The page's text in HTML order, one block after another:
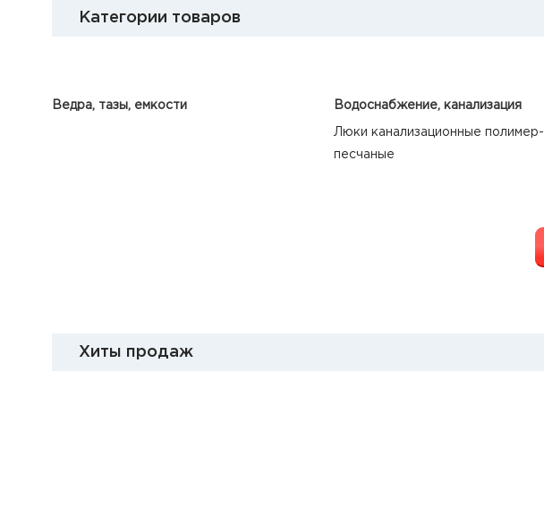
Категории товаров
Ведра, тазы, емкости Водоснабжение, канализация
Люки канализационные полимер-
песчаные
Хиты продаж